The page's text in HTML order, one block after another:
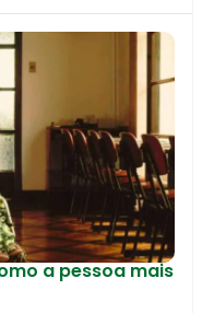
a pessoa mais